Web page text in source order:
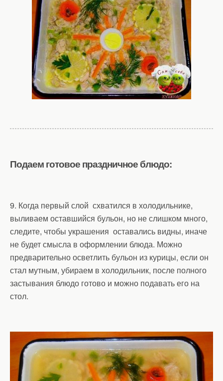
Подаем готовое праздничное блюдо:
9. Когда первый слой схватился в холодильнике,
выливаем оставшийся бульон, но не слишком много,
следите, чтобы украшения оставались видны, иначе
не будет смысла в оформлении блюда. Можно
предварительно осветлить бульон из курицы, если он
стал мутным, убираем в холодильник, после полного
застывания блюдо готово и можно подавать его на
стол.